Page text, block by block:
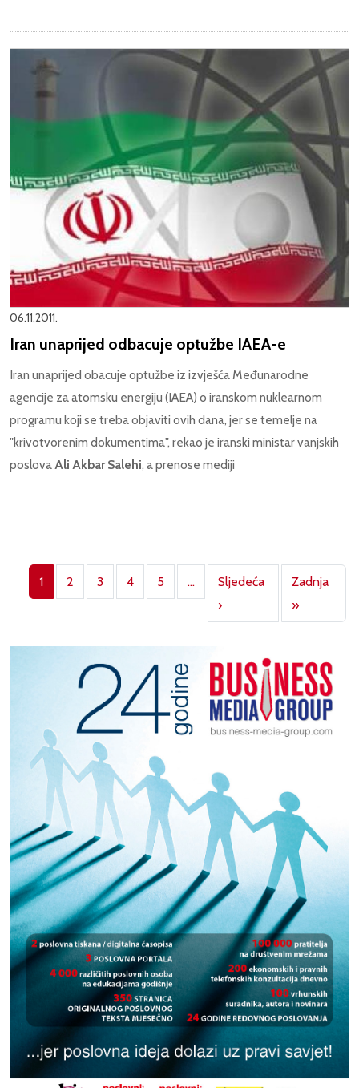
06.11.2011.
Iran unaprijed odbacuje optužbe IAEA-e
Iran unaprijed obacuje optužbe iz izvješća Međunarodne
agencije za atomsku energiju (IAEA) o iranskom nuklearnom
programu koji se treba objaviti ovih dana, jer se temelje na
"krivotvorenim dokumentima", rekao je iranski ministar vanjskih
poslovaAli Akbar Salehi, a prenose mediji
Pagination
1 2 3 4 5 …
Sljedeća
›Next page
Zadnja
»Last page